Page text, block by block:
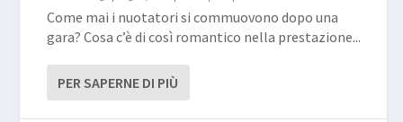
Come mai i nuotatori si commuovono dopo una
gara? Cosa c’è di così romantico nella prestazione...
PER SAPERNE DI PIÙ